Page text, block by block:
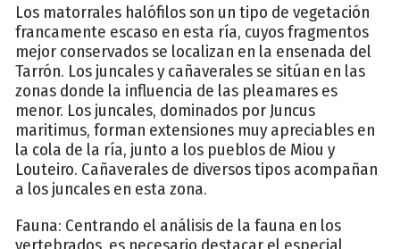
Los matorrales halófilos son un tipo de vegetación
francamente escaso en esta ría, cuyos fragmentos
mejor conservados se localizan en la ensenada del
Tarrón. Los juncales y cañaverales se sitúan en las
zonas donde la influencia de las pleamares es
menor. Los juncales, dominados por Juncus
maritimus, forman extensiones muy apreciables en
la cola de la ría, junto a los pueblos de Miou y
Louteiro. Cañaverales de diversos tipos acompañan
a los juncales en esta zona.
Fauna: Centrando el análisis de la fauna en los
vertebrados, es necesario destacar el especial